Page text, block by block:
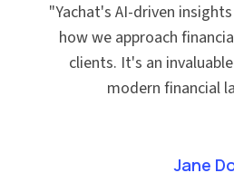
"Yachat's AI-driven
how we approach
clients. It's an
modern financial
Jane